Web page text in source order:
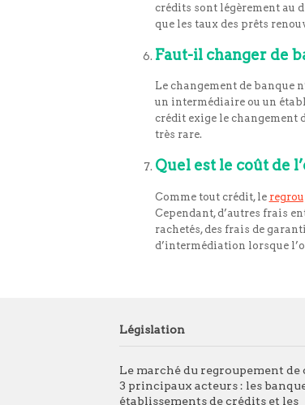
crédits sont légèrement au
que les taux des prêts
Faut-il changer de
Le changement de banque
un intermédiaire ou un
crédit exige le changement
très rare.
Quel est le coût de
Comme tout crédit, le
Cependant, d’autres frais
rachetés, des frais de
d’intermédiation lorsque
Législation
Le marché du regroupement
3 principaux acteurs : les
établissements de crédits et les